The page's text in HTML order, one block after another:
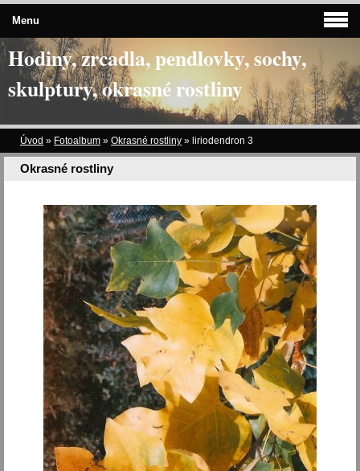
Hodiny, zrcadla, pendlovky, sochy,
skulptury, okrasné rostliny
Úvod » Fotoalbum » Okrasné rostliny » liriodendron 3
Okrasné rostliny
Menu